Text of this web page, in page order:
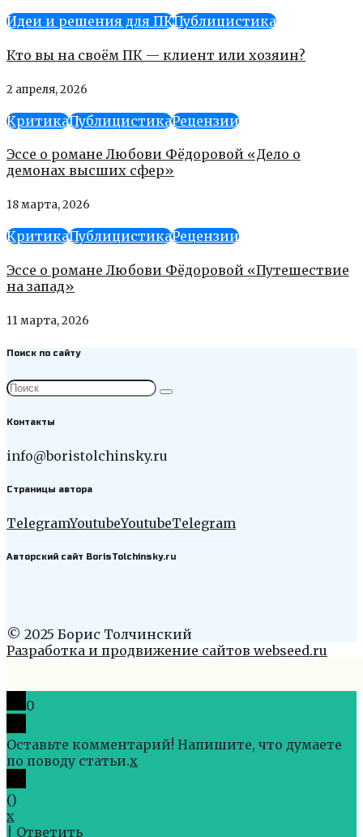
Идеи и решения для ПКПублицистика
Кто вы на своём ПК — клиент или хозяин?
2 апреля, 2026
КритикаПублицистикаРецензии
Эссе о романе Любови Фёдоровой «Дело о
демонах высших сфер»
18 марта, 2026
КритикаПублицистикаРецензии
Эссе о романе Любови Фёдоровой «Путешествие
на запад»
11 марта, 2026
Поиск по сайту
Контакты
info@boristolchinsky.ru
Страницы автора
TelegramYoutubeYoutubeTelegram
Авторский сайт BorisTolchinsky.ru
© 2025 Борис Толчинский
Разработка и продвижение сайтов webseed.ru
0
Оставьте комментарий! Напишите, что думаете
по поводу статьи.x
()
x
Ответить